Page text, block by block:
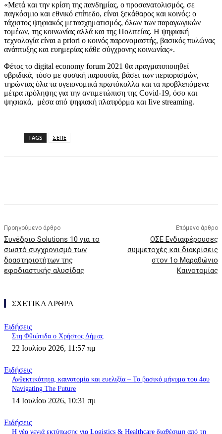
«Μετά και την κρίση της πανδημίας, ο προσανατολισμός, σε
παγκόσμιο και εθνικό επίπεδο, είναι ξεκάθαρος και κοινός: o
τάχιστος ψηφιακός μετασχηματισμός, όλων των παραγωγικών
τομέων, της κοινωνίας αλλά και της Πολιτείας. Η ψηφιακή
τεχνολογία είναι a priori ο κοινός παρονομαστής, βασικός πυλώνας
ανάπτυξης και ευημερίας κάθε σύγχρονης κοινωνίας».
Φέτος το digital economy forum 2021 θα πραγματοποιηθεί
υβριδικά, τόσο με φυσική παρουσία, βάσει των περιορισμών,
τηρώντας όλα τα υγειονομικά πρωτόκολλα και τα προβλεπόμενα
μέτρα πρόληψης για την αντιμετώπιση της Covid-19, όσο και
ψηφιακά, μέσα από ψηφιακή πλατφόρμα και Iive streaming.
TAGS ΣΕΠΕ
Προηγούμενο άρθρο
Συνέδριο Solutions 10 για το
σωστό συγχρονισμό των
δραστηριοτήτων της
εφοδιαστικής αλυσίδας
Επόμενο άρθρο
ΟΣΕ Ενδιαφέρουσες
συμμετοχές και διακρίσεις
στον 1ο Μαραθώνιο
Καινοτομίας
ΣΧΕΤΙΚΑ ΑΡΘΡΑ
Ειδήσεις
Στη Φθιώτιδα ο Χρήστος Δήμας
22 Ιουλίου 2026, 11:57 πμ
Ειδήσεις
Ανθεκτικότητα, καινοτομία και ευελιξία – Το βασικό μήνυμα του 4ου
Navigating The Future
14 Ιουλίου 2026, 10:31 πμ
Ειδήσεις
Η νέα γενιά εκτύπωσης για Logistics & Healthcare διαθέσιμη από τη